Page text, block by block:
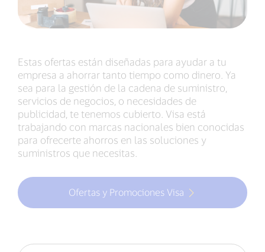
Estas ofertas están diseñadas para ayudar a tu
empresa a ahorrar tanto tiempo como dinero. Ya
sea para la gestión de la cadena de suministro,
servicios de negocios, o necesidades de
publicidad, te tenemos cubierto. Visa está
trabajando con marcas nacionales bien conocidas
para ofrecerte ahorros en las soluciones y
suministros que necesitas.
Ofertas y Promociones Visa